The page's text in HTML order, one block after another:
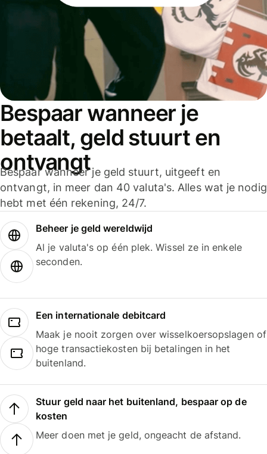
Bespaar wanneer je
betaalt, geld stuurt en
ontvangt
Bespaar wanneer je geld stuurt, uitgeeft en
ontvangt, in meer dan 40 valuta's. Alles wat je nodig
hebt met één rekening, 24/7.
Beheer je geld wereldwijd
Al je valuta's op één plek. Wissel ze in enkele
seconden.
Een internationale debitcard
Maak je nooit zorgen over wisselkoersopslagen of
hoge transactiekosten bij betalingen in het
buitenland.
Stuur geld naar het buitenland, bespaar op de
kosten
Meer doen met je geld, ongeacht de afstand.